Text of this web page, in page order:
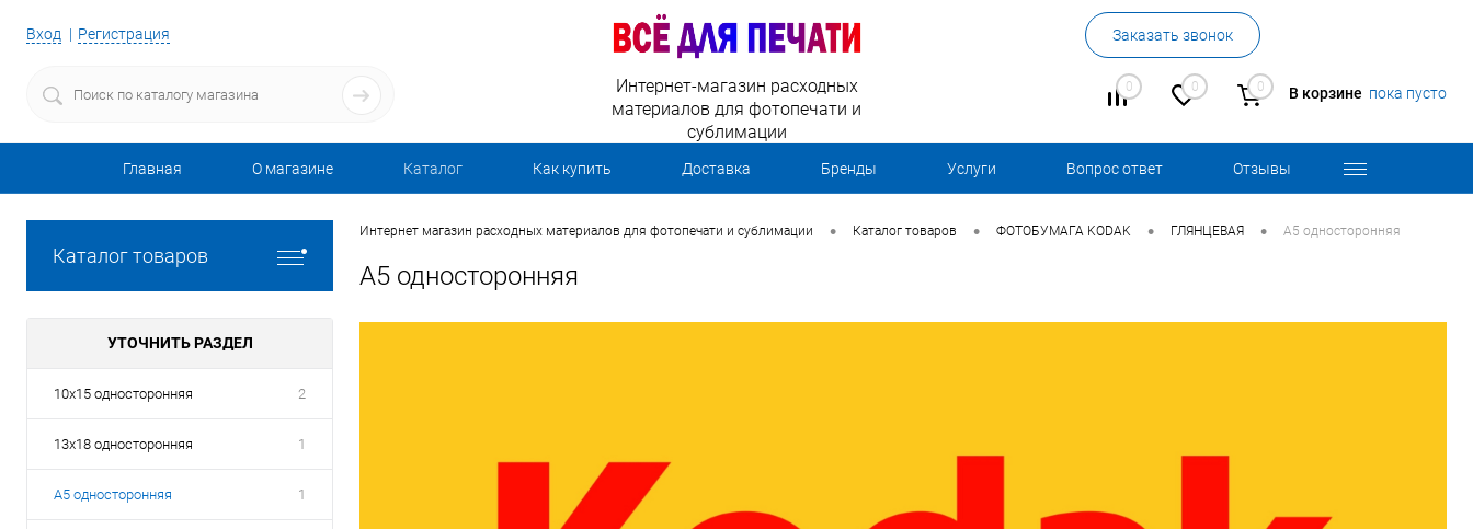
Вход Регистрация Заказать звонок
0 0 0 В корзине пока пусто
Интернет-магазин расходных
материалов для фотопечати и
сублимации
Главная О магазине Каталог Как купить Доставка Бренды Услуги Вопрос ответ Отзывы
Каталог товаров
УТОЧНИТЬ РАЗДЕЛ
10х15 односторонняя 2
13х18 односторонняя 1
А5 односторонняя 1
Интернет магазин расходных материалов для фотопечати и сублимации • Каталог товаров • ФОТОБУМАГА KODAK • ГЛЯНЦЕВАЯ • А5 односторонняя
А5 односторонняя